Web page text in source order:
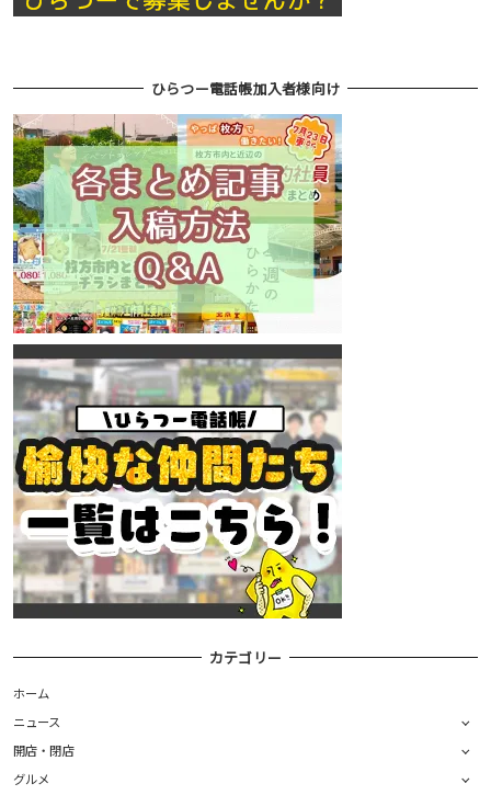
ひらつー電話帳加入者様向け
カテゴリー
ホーム
ニュース
開店・閉店
グルメ